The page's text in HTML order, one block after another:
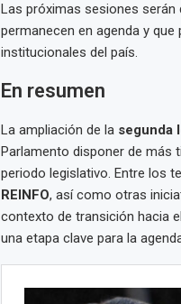
Las próximas sesiones
permanecen en agenda y
institucionales del país.
En resumen
La ampliación de la segunda
Parlamento disponer de más
periodo legislativo. Entre los
REINFO, así como otras
contexto de transición hacia
una etapa clave para la